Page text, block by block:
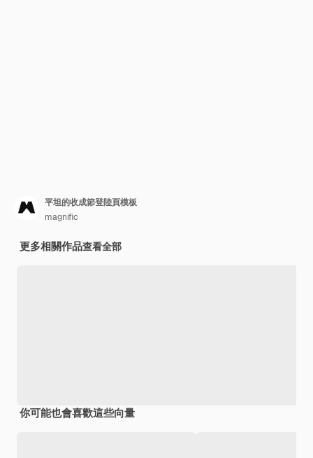
平坦的收成節登陸頁模板
magnific
更多相關作品查看全部
你可能也會喜歡這些向量